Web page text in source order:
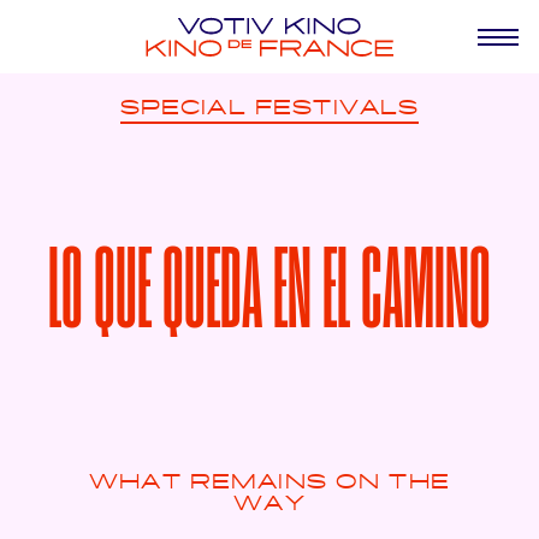
SPECIAL FESTIVALS
LO QUE QUEDA EN EL CAMINO
WHAT REMAINS ON THE
WAY